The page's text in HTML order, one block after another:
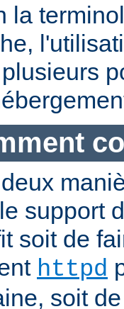
la
support
soit de
httpd
soit